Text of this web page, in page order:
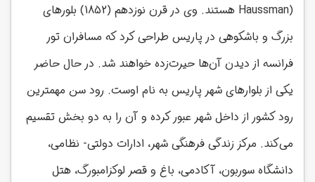
Haussman)
هستند. وی در قرن نوزدهم (1852) بلورهای
بزرگ و باشکوهی در پاریس طراحی کرد که مسافران تور
فرانسه از دیدن آن‌ها حیرت‌زده خواهند شد. در حال حاضر
یکی از بلوارهای شهر پاریس به نام اوست. رود سن مهمترین
رود کشور از داخل شهر عبور کرده و آن را به دو بخش تقسیم
می‌کند. مرکز زندگی فرهنگی شهر، ادارات دولتی- نظامی،
دانشگاه سوربون، آکادمی، باغ و قصر لوکزامبورگ، هتل